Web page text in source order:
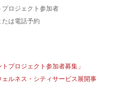
ロジェクト参加者
は電話予約
プロジェクト参加者募集」
ルネス・シティサービス展開事